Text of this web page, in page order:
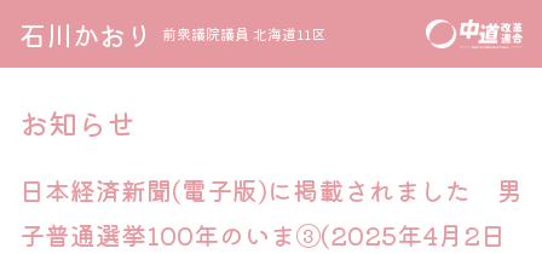
石川かおり 前衆議院議員 北海道11区
お知らせ
日本経済新聞(電子版)に掲載されました 男
子普通選挙100年のいま③(2025年4月2日